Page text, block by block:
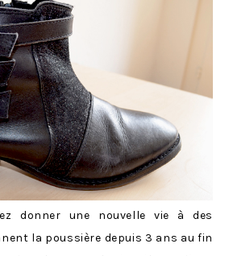
donner une nouvelle vie à des
la poussière depuis 3 ans au fin